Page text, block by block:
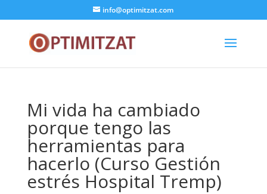
info@optimitzat.com
Mi vida ha cambiado
porque tengo las
herramientas para
hacerlo (Curso Gestión
estrés Hospital Tremp)